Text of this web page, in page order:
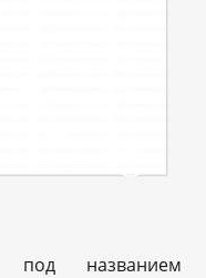
под названием